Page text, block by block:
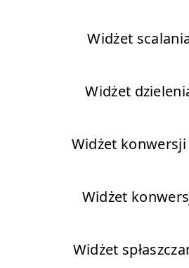
Widżet
Widżet
Widżet konwersji
Widżet
Widżet